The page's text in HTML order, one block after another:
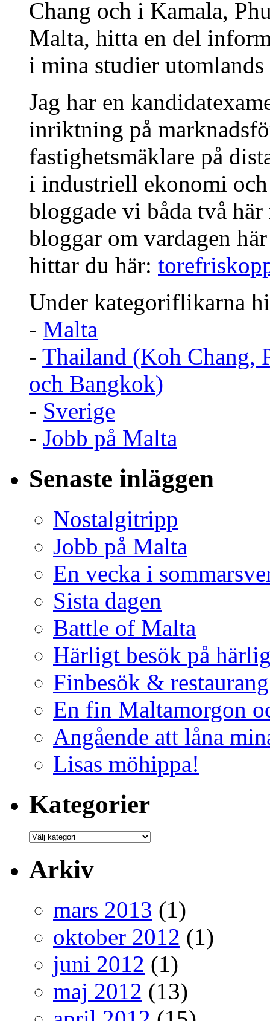
Chang och i Kamala,
Malta, hitta en del
i mina studier utomlands
Jag har en
inriktning på
fastighetsmäklare på
i industriell ekonomi
bloggade vi båda två
bloggar om vardagen
hittar du här:
Under kategoriflikarna
- Malta
- Thailand (Koh Chang,
och Bangkok)
- Sverige
- Jobb på Malta
Senaste inläggen
Nostalgitripp
Jobb på Malta
En vecka i
Sista dagen
Battle of Malta
Härligt besök på
Finbesök &
En fin Maltamorgon
Angående att låna
Lisas möhippa!
Kategorier
Arkiv
mars 2013 (1)
oktober 2012 (1)
juni 2012 (1)
maj 2012 (13)